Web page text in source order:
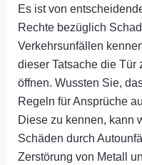
Es ist von
Rechte bezüglich
Verkehrsunfällen
dieser Tatsache die Tür
öffnen. Wussten Sie,
Regeln für Ansprüche
Diese zu kennen, kann
Schäden durch
Zerstörung von Metall